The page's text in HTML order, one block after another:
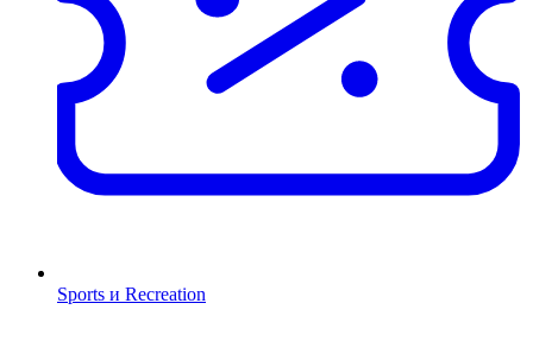
Sports и Recreation